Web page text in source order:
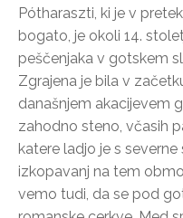
Pótharaszti, ki je v
bogato, je okoli 14.
peščenjaka v gotskem
Zgrajena je bila v
današnjem akacijevem
zahodno steno, včasih
katere ladjo je s
izkopavanj na tem
vemo tudi, da se pod